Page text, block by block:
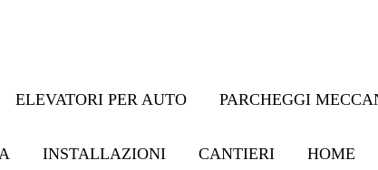
ELEVATORI PER AUTO PARCHEGGI
INSTALLAZIONI CANTIERI HOME